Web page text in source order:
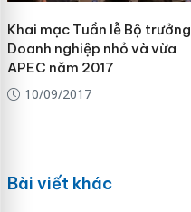
Khai mạc Tuần lễ Bộ trưởng
Doanh nghiệp nhỏ và vừa
APEC năm 2017
10/09/2017
Bài viết khác